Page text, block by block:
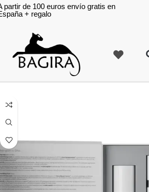
partir de 100 euros envío gratis en
+ regalo